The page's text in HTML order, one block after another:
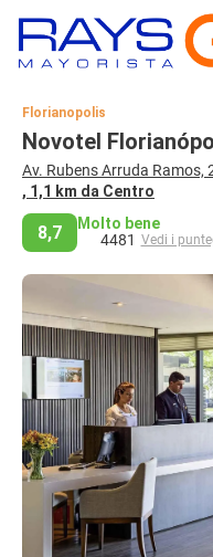
Florianopolis
Novotel
Av. Rubens Arruda
, 1,1 km da Centro
8,7
Molto bene
4481 Vedi i